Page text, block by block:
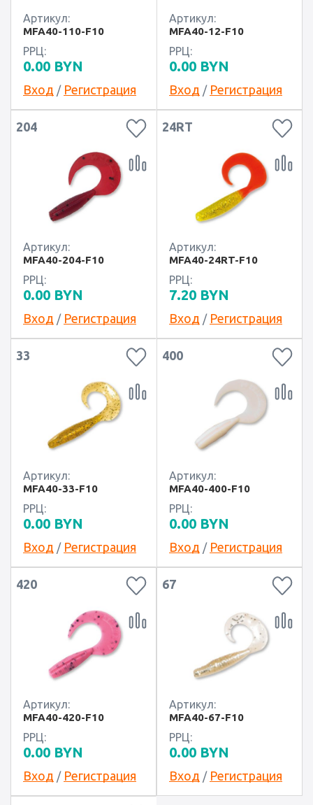
Артикул:
MFA40-110-F10
РРЦ:
0.00 BYN
Вход / Регистрация
Артикул:
MFA40-12-F10
РРЦ:
0.00 BYN
Вход / Регистрация
204
Артикул:
MFA40-204-F10
РРЦ:
0.00 BYN
Вход / Регистрация
24RT
Артикул:
MFA40-24RT-F10
РРЦ:
7.20 BYN
Вход / Регистрация
33
Артикул:
MFA40-33-F10
РРЦ:
0.00 BYN
Вход / Регистрация
400
Артикул:
MFA40-400-F10
РРЦ:
0.00 BYN
Вход / Регистрация
420
Артикул:
MFA40-420-F10
РРЦ:
0.00 BYN
Вход / Регистрация
67
Артикул:
MFA40-67-F10
РРЦ:
0.00 BYN
Вход / Регистрация